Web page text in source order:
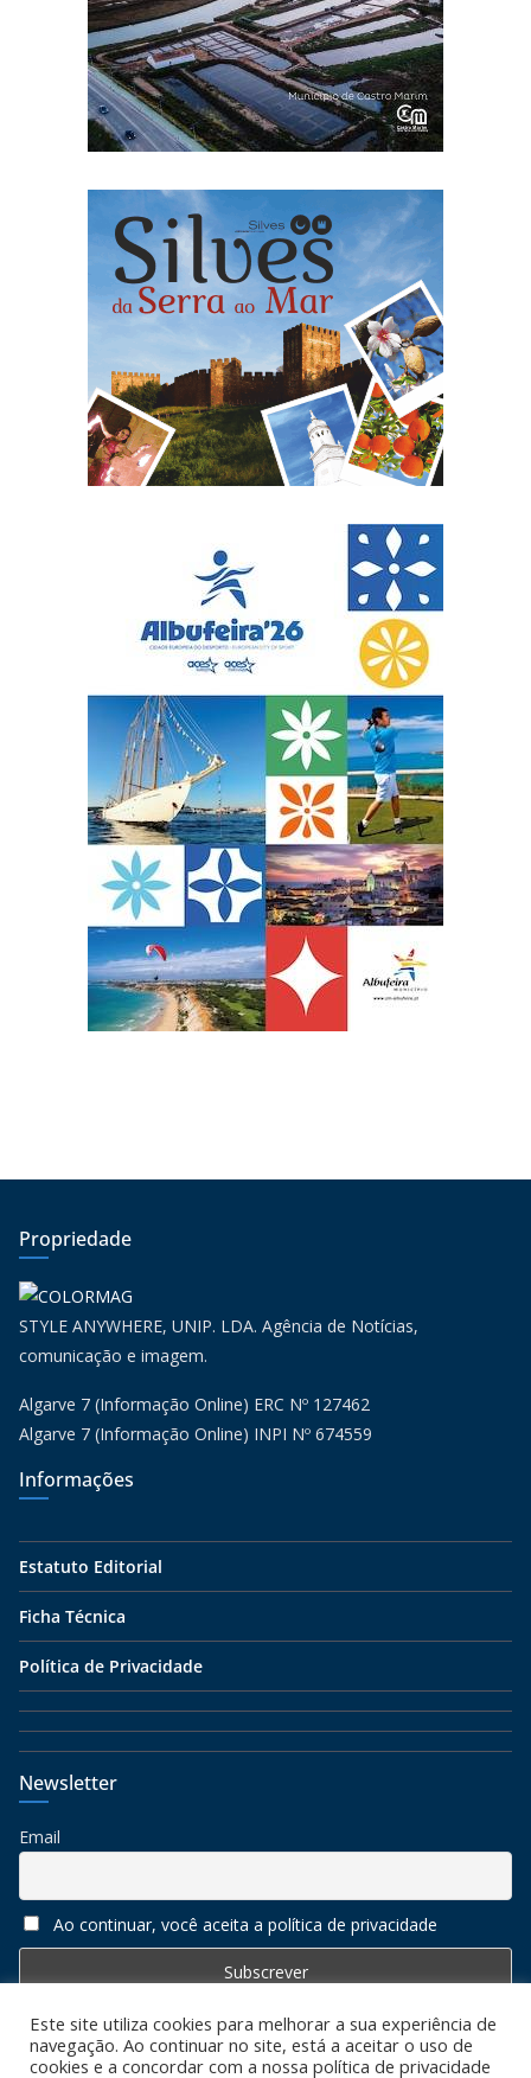
Propriedade
STYLE ANYWHERE, UNIP. LDA. Agência de Notícias,
comunicação e imagem.
Algarve 7 (Informação Online) ERC Nº 127462
Algarve 7 (Informação Online) INPI Nº 674559
Informações
Estatuto Editorial
Ficha Técnica
Política de Privacidade
Newsletter
Email
Ao continuar, você aceita a política de privacidade
Este site utiliza cookies para melhorar a sua experiência de
navegação. Ao continuar no site, está a aceitar o uso de
cookies e a concordar com a nossa política de privacidade